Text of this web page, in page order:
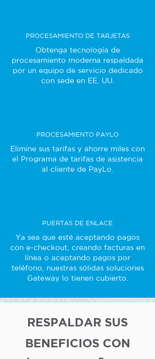
PROCESAMIENTO DE TARJETAS
Obtenga tecnología de
procesamiento moderna respaldada
por un equipo de servicio dedicado
con sede en EE. UU.
PROCESAMIENTO PAYLO
Elimine sus tarifas y ahorre miles con
el Programa de tarifas de asistencia
al cliente de PayLo.
PUERTAS DE ENLACE
Ya sea que esté aceptando pagos
con e-checkout, creando facturas en
línea o aceptando pagos por
teléfono, nuestras sólidas soluciones
Gateway lo tienen cubierto.
RESPALDAR SUS
BENEFICIOS CON